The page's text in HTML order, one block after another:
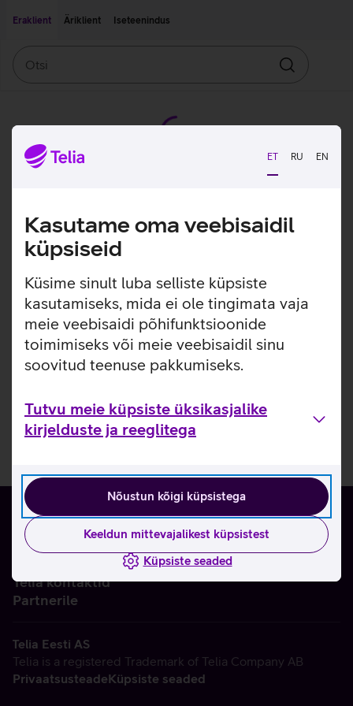
ET RU EN
Kasutame oma veebisaidil
küpsiseid
Küsime sinult luba selliste küpsiste
kasutamiseks, mida ei ole tingimata vaja
meie veebisaidi põhifunktsioonide
toimimiseks või meie veebisaidil sinu
soovitud teenuse pakkumiseks.
Tutvu meie küpsiste üksikasjalike
kirjelduste ja reeglitega
Nõustun kõigi küpsistega
Keeldun mittevajalikest küpsistest
Küpsiste seaded
Eraklient
Äriklient Iseteenindus
Otsin
Telia kontaktid
Partnerile
Telia Eesti AS
Telia is a registered Trademark of Telia Company AB
PrivaatsusteadeKüpsiste seaded